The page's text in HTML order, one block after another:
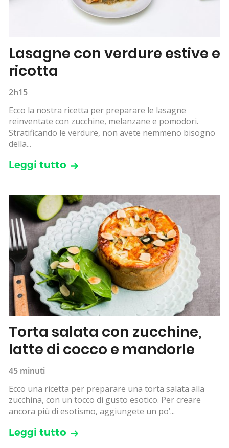
Lasagne con verdure estive e
ricotta
2h15
Ecco la nostra ricetta per preparare le lasagne
reinventate con zucchine, melanzane e pomodori.
Stratificando le verdure, non avete nemmeno bisogno
della...
Leggi tutto
Torta salata con zucchine,
latte di cocco e mandorle
45 minuti
Ecco una ricetta per preparare una torta salata alla
zucchina, con un tocco di gusto esotico. Per creare
ancora più di esotismo, aggiungete un po’...
Leggi tutto